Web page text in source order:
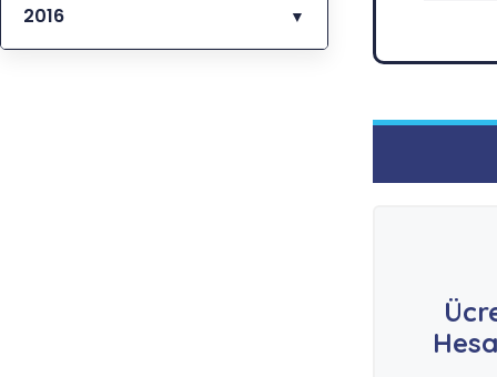
2016 ▼